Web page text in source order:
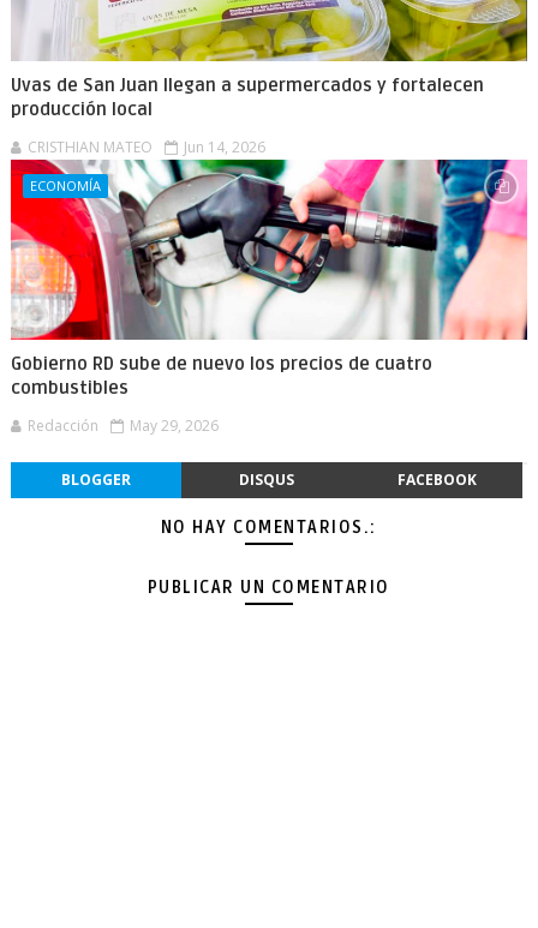
Uvas de San Juan llegan a supermercados y fortalecen
producción local
CRISTHIAN MATEO Jun 14, 2026
ECONOMÍA
Gobierno RD sube de nuevo los precios de cuatro
combustibles
Redacción May 29, 2026
BLOGGER DISQUS FACEBOOK
NO HAY COMENTARIOS.:
PUBLICAR UN COMENTARIO